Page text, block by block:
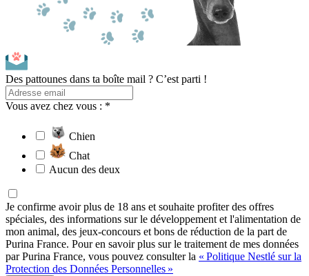
Des pattounes dans ta boîte mail ? C’est parti !
Vous avez chez vous : *
Chien
Chat
Aucun des deux
Je confirme avoir plus de 18 ans et souhaite profiter des offres
spéciales, des informations sur le développement et l'alimentation de
mon animal, des jeux-concours et bons de réduction de la part de
Purina France. Pour en savoir plus sur le traitement de mes données
par Purina France, vous pouvez consulter la « Politique Nestlé sur la
Protection des Données Personnelles »